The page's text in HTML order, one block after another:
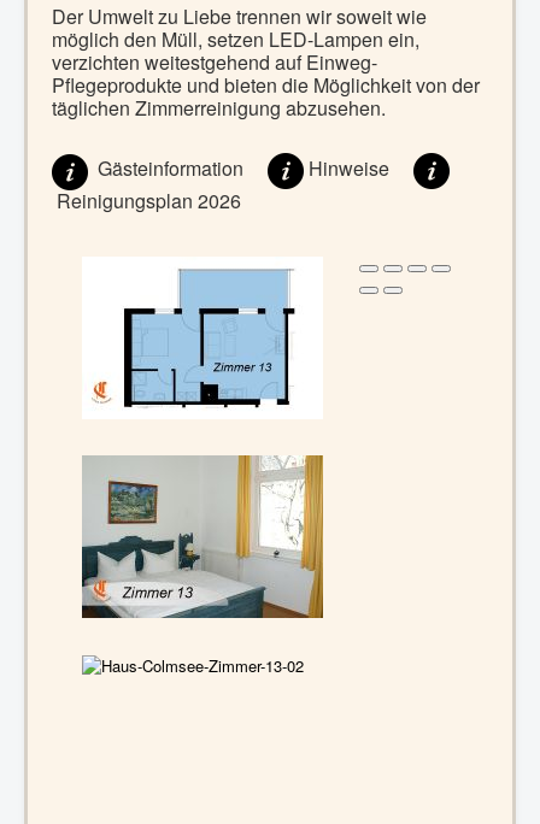
Der Umwelt zu Liebe trennen wir soweit wie
möglich den Müll, setzen LED-Lampen ein,
verzichten weitestgehend auf Einweg-
Pflegeprodukte und bieten die Möglichkeit von der
täglichen Zimmerreinigung abzusehen.
Gästeinformation
Hinweise
Reinigungsplan 2026